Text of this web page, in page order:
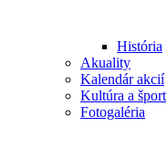
História
Akuality
Kalendár akcií
Kultúra a šport
Fotogaléria